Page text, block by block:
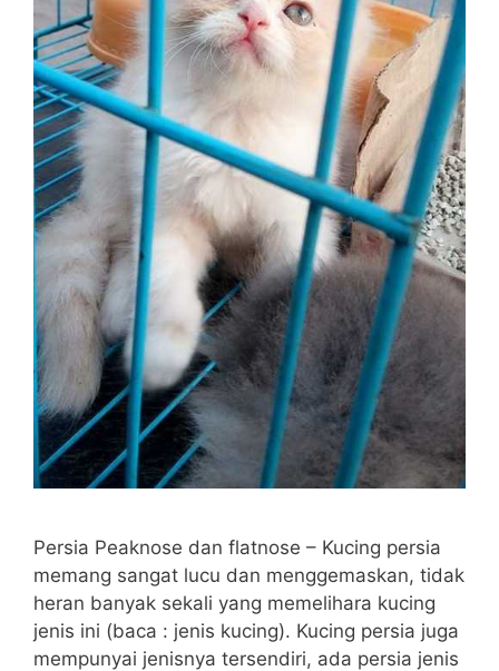
Persia Peaknose dan flatnose – Kucing persia
memang sangat lucu dan menggemaskan, tidak
heran banyak sekali yang memelihara kucing
jenis ini (baca : jenis kucing). Kucing persia juga
mempunyai jenisnya tersendiri, ada persia jenis